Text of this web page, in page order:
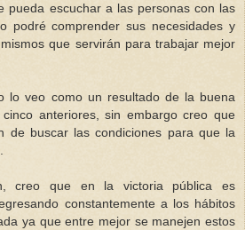
pueda escuchar a las personas con las
podré comprender sus necesidades y
que servirán para trabajar mejor
lo veo como un resultado de la buena
anteriores, sin embargo creo que
de buscar las condiciones para que la
creo que en la victoria pública es
constantemente a los hábitos
ya que entre mejor se manejen estos